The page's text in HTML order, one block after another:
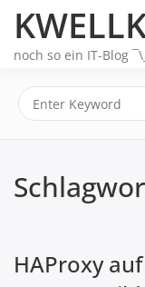
content
noch so ein IT-Blog
HAProxy